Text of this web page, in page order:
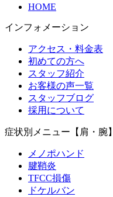
HOME
インフォメーション
アクセス・料金表
初めての方へ
スタッフ紹介
お客様の声一覧
スタッフブログ
採用について
症状別メニュー【肩・腕】
メノポハンド
腱鞘炎
TFCC損傷
ドケルバン